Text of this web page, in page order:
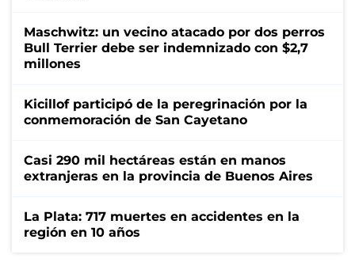
Maschwitz: un vecino atacado por dos perros
Bull Terrier debe ser indemnizado con $2,7
millones
Kicillof participó de la peregrinación por la
conmemoración de San Cayetano
Casi 290 mil hectáreas están en manos
extranjeras en la provincia de Buenos Aires
La Plata: 717 muertes en accidentes en la
región en 10 años